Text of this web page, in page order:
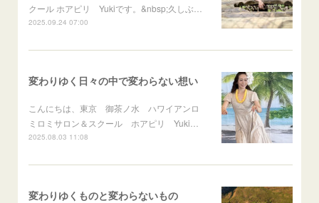
クール ホアピリ Yukiです。&nbsp;久しぶ…
2025.09.24 07:00
変わりゆく日々の中で変わらない想い
こんにちは、東京 御茶ノ水 ハワイアンロ
ミロミサロン＆スクール ホアピリ Yuki…
2025.08.03 11:08
変わりゆくものと変わらないもの